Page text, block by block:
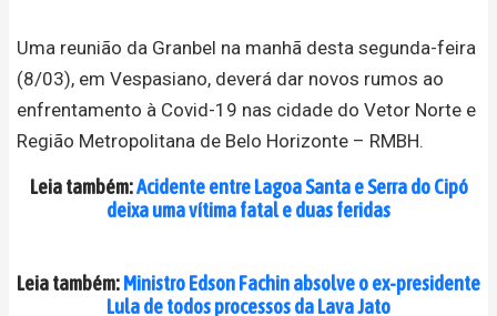
Uma reunião da Granbel na manhã desta segunda-feira
(8/03), em Vespasiano, deverá dar novos rumos ao
enfrentamento à Covid-19 nas cidade do Vetor Norte e
Região Metropolitana de Belo Horizonte – RMBH.
Leia também:Acidente entre Lagoa Santa e Serra do Cipó
deixa uma vítima fatal e duas feridas
Leia também:Ministro Edson Fachin absolve o ex-presidente
Lula de todos processos da Lava Jato